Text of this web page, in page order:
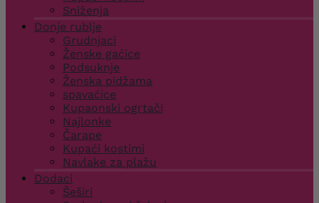
Sniženja
Donje rublje
Grudnjaci
Ženske gaćice
Podsuknje
Ženska pidžama
spavaćice
Kupaonski ogrtači
Najlonke
Čarape
Kupaći kostimi
Navlake za plažu
Dodaci
Šeširi